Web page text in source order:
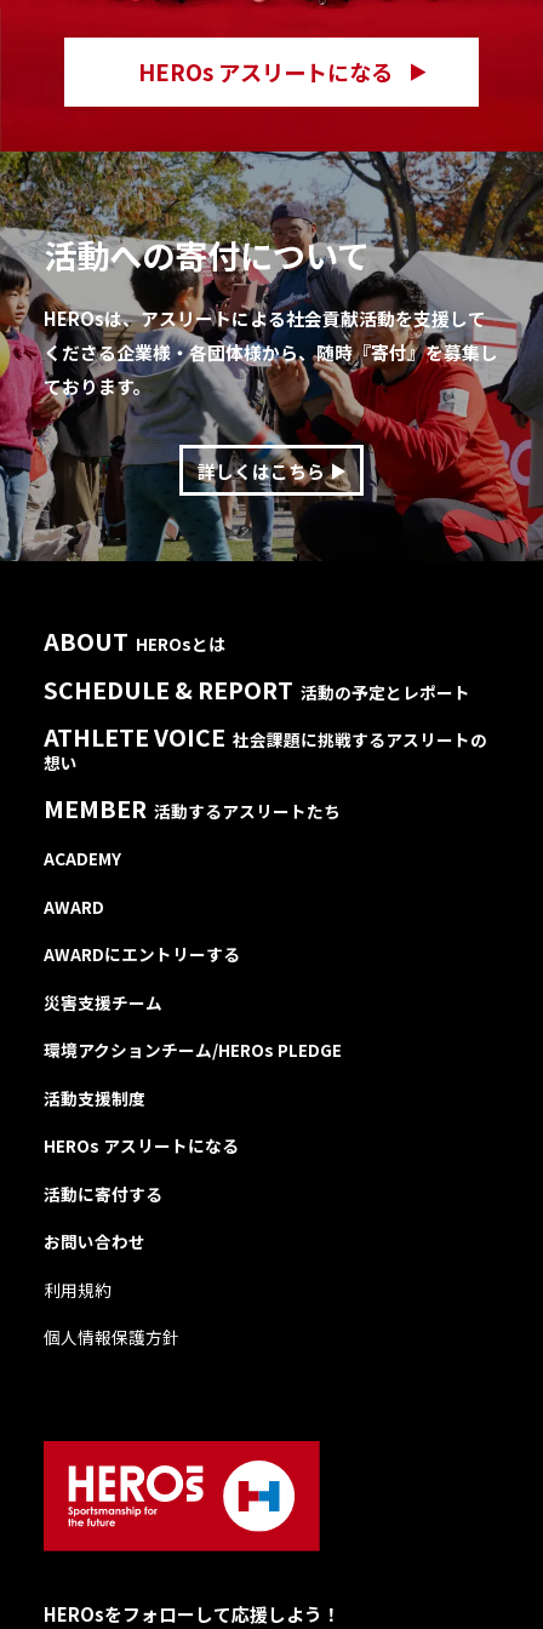
HEROs アスリートになる
活動への寄付について
HEROsは、アスリートによる社会貢献活動を支援して
くださる企業様・各団体様から、随時『寄付』を募集し
ております。
詳しくはこちら
ABOUT HEROsとは
SCHEDULE & REPORT 活動の予定とレポート
ATHLETE VOICE 社会課題に挑戦するアスリートの
想い
MEMBER 活動するアスリートたち
ACADEMY
AWARD
AWARDにエントリーする
災害支援チーム
環境アクションチーム/HEROs PLEDGE
活動支援制度
HEROs アスリートになる
活動に寄付する
お問い合わせ
利用規約
個人情報保護方針
HEROsをフォローして応援しよう！